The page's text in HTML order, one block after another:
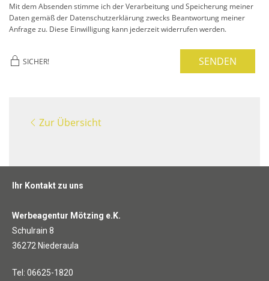
Mit dem Absenden stimme ich der Verarbeitung und Speicherung meiner
Daten gemäß der Datenschutzerklärung zwecks Beantwortung meiner
Anfrage zu. Diese Einwilligung kann jederzeit widerrufen werden.
SICHER! SENDEN
Zur Übersicht
Ihr Kontakt zu uns
Werbeagentur Mötzing e.K.
Schulrain 8
36272 Niederaula
Tel: 06625-1820